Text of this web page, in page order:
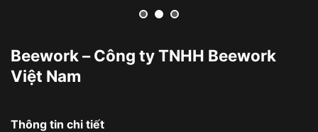
Beework – Công ty TNHH Beework
Việt Nam
Thông tin chi tiết